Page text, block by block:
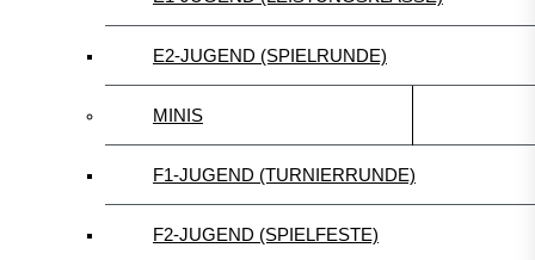
E2-JUGEND (SPIELRUNDE)
MINIS
F1-JUGEND (TURNIERRUNDE)
F2-JUGEND (SPIELFESTE)